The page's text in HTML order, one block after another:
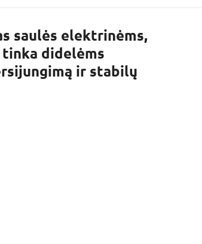
saulės elektrinėms,
tinka didelėms
ir stabilų